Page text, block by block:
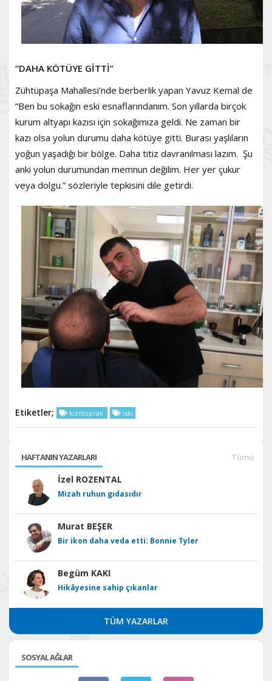
“DAHA KÖTÜYE GİTTİ”
Zühtüpaşa Mahallesi’nde berberlik yapan Yavuz Kemal de
“Ben bu sokağın eski esnaflarındanım. Son yıllarda birçok
kurum altyapı kazısı için sokağımıza geldi. Ne zaman bir
kazı olsa yolun durumu daha kötüye gitti. Burası yaşlıların
yoğun yaşadığı bir bölge. Daha titiz davranılması lazım. Şu
anki yolun durumundan memnun değilim. Her yer çukur
veya dolgu.” sözleriyle tepkisini dile getirdi.
Etiketler; kızıltoprak iski
HAFTANIN YAZARLARI Tümü
İzel ROZENTAL
Mizah ruhun gıdasıdır
Murat BEŞER
Bir ikon daha veda etti: Bonnie Tyler
Begüm KAKI
Hikâyesine sahip çıkanlar
TÜM YAZARLAR
SOSYAL AĞLAR